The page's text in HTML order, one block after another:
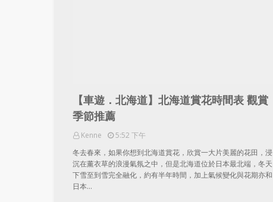
【車遊．北海道】北海道賞花時間表 觀賞
季節推薦
Kenne
5:52 下午
冬去春來，如果你想到北海道賞花，欣賞一大片美麗的花田，浸
沉在薰衣草的浪漫氣氛之中，但是北海道位於日本最北端，冬天
下雪至到雪完全融化，約有半年時間，加上氣候變化與花期亦和
日本…